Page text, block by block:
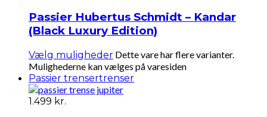
Passier Hubertus Schmidt – Kandar
(Black Luxury Edition)
Vælg muligheder Dette vare har flere varianter.
Mulighederne kan vælges på varesiden
Passier trensertrenser
1.499 kr.